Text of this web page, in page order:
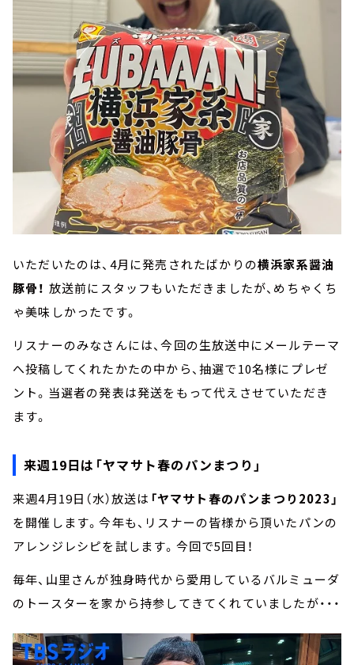
いただいたのは、4月に発売されたばかりの横浜家系醤油
豚骨！ 放送前にスタッフもいただきましたが、めちゃくち
ゃ美味しかったです。
リスナーのみなさんには、今回の生放送中にメールテーマ
へ投稿してくれたかたの中から、抽選で10名様にプレゼ
ント。当選者の発表は発送をもって代えさせていただき
ます。
来週19日は「ヤマサト春のパンまつり」
来週4月19日（水）放送は 「ヤマサト春のパンまつり2023」
を開催します。今年も、リスナーの皆様から頂いたパンの
アレンジレシピを試します。今回で5回目！
毎年、山里さんが独身時代から愛用しているバルミューダ
のトースターを家から持参してきてくれていましたが・・・